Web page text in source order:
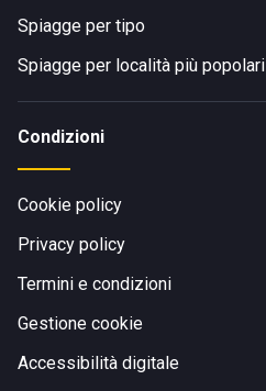
Spiagge per tipo
Spiagge per località più popolari
Condizioni
Cookie policy
Privacy policy
Termini e condizioni
Gestione cookie
Accessibilità digitale